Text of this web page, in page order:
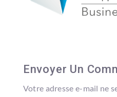
Envoyer Un
Votre adresse e-mail ne